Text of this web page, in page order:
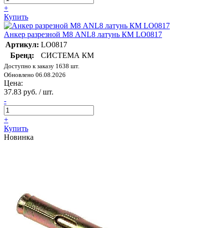
+
Купить
Анкер разрезной М8 ANL8 латунь КМ LO0817
Артикул: LO0817
Бренд:
СИСТЕМА КМ
Доступно к заказу 1638 шт.
Обновлено 06.08.2026
Цена:
37.83 руб. / шт.
-
+
Купить
Новинка